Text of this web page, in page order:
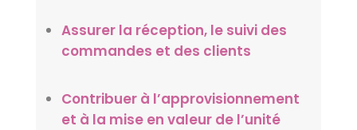
Assurer la réception, le suivi des
commandes et des clients
Contribuer à l’approvisionnement
et à la mise en valeur de l’unité